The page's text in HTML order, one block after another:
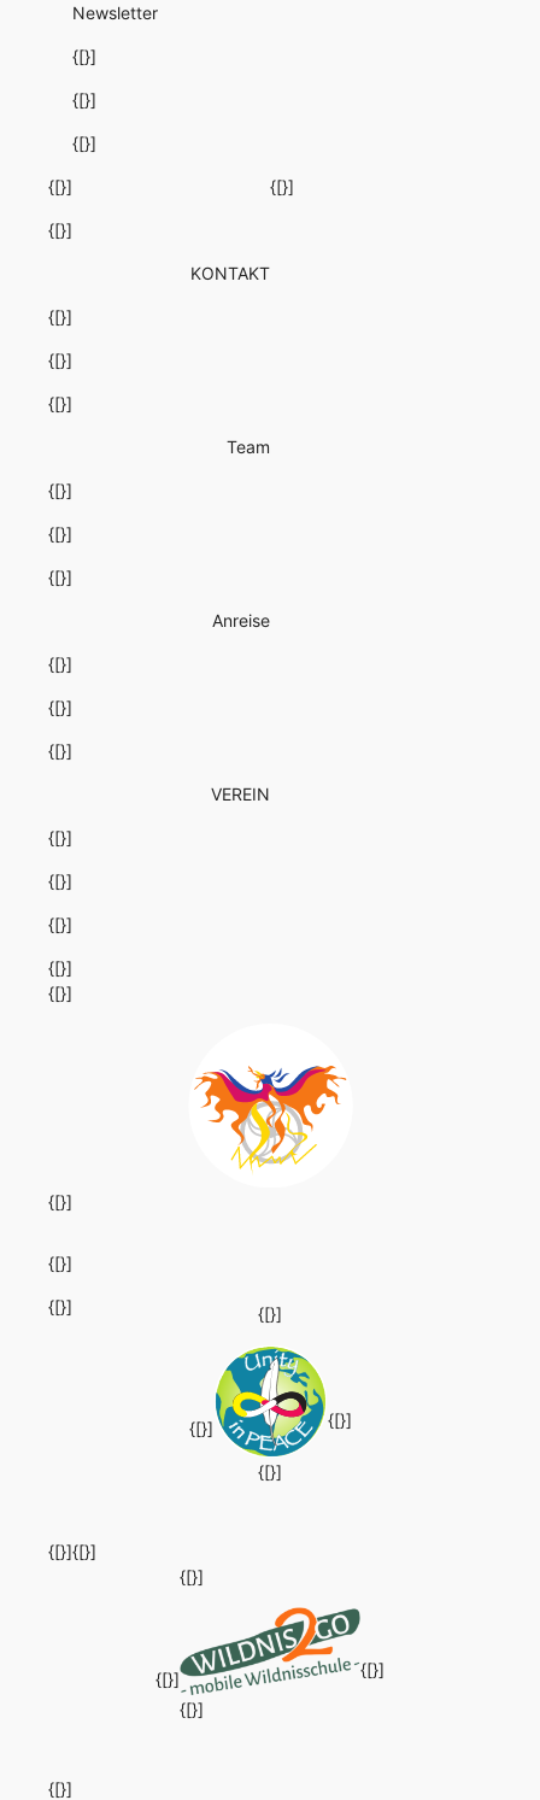
Newsletter
{[}]
{[}]
{[}]
{[}]
{[}]
{[}]
{[}]
{[}]
{[}]
{[}]
{[}]
{[}]
{[}]
{[}]
{[}]
{[}]
{[}]
{[}]
{[}]
{[}]
{[}]
{[}]
KONTAKT
{[}]
{[}]
{[}]
Team
{[}]
{[}]
{[}]
Anreise
{[}]
{[}]
{[}]
VEREIN
{[}]
{[}]
{[}]